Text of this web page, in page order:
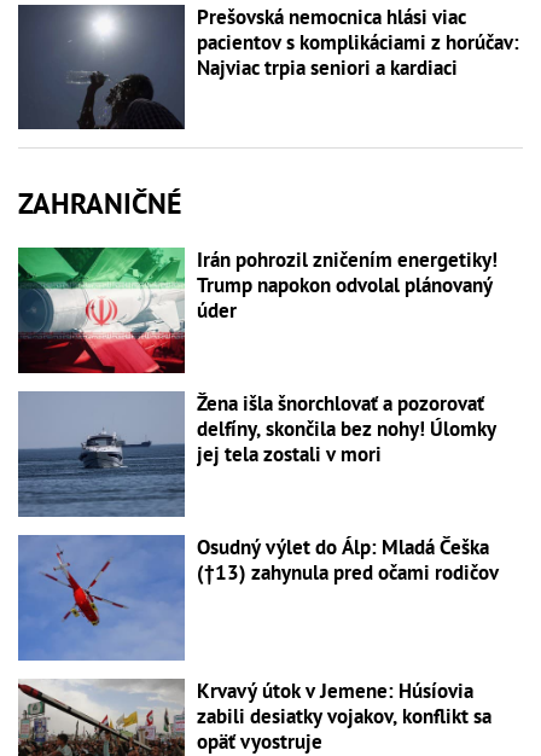
Prešovská nemocnica hlási viac
pacientov s komplikáciami z horúčav:
Najviac trpia seniori a kardiaci
ZAHRANIČNÉ
Irán pohrozil zničením energetiky!
Trump napokon odvolal plánovaný
úder
Žena išla šnorchlovať a pozorovať
delfíny, skončila bez nohy! Úlomky
jej tela zostali v mori
Osudný výlet do Álp: Mladá Češka
(†13) zahynula pred očami rodičov
Krvavý útok v Jemene: Húsíovia
zabili desiatky vojakov, konflikt sa
opäť vyostruje